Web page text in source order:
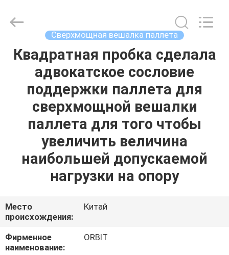
ДОМ
ПРОДУКТЫ
ПУТЕШЕСТВИЕ
ФАБРИКИ
ПРОВЕРКА
КАЧЕСТВА
Products
Reserved.
Сверхмощная вешалка паллета
Квадратная пробка сделала
адвокатское сословие
поддержки паллета для
сверхмощной вешалки
паллета для того чтобы
увеличить величина
наибольшей допускаемой
нагрузки на опору
Место
происхождения:
Китай
Фирменное
наименование:
ORBIT